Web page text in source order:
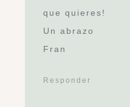
que quieres!
Un abrazo
Fran
Responder